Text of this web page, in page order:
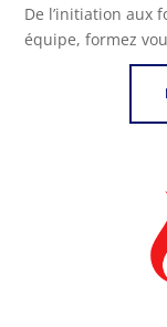
De l’initiation aux
équipe, formez